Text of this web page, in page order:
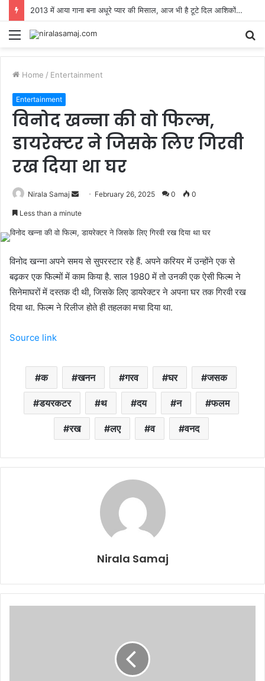
2013 में आया गाना बना अधूरे प्यार की मिसाल, आज भी है टूटे दिल आशिकों का लव एंथम
Menu
Home / Entertainment
Entertainment
विनोद खन्ना की वो फिल्म,
डायरेक्टर ने जिसके लिए गिरवी
रख दिया था घर
Nirala Samaj
Send February 26, 2025 0 0
Less than a minute
विनोद खन्ना अपने समय से सुपरस्टार रहे हैं. अपने करियर में उन्होंने एक से
बढ़कर एक फिल्मों में काम किया है. साल 1980 में तो उनकी एक ऐसी फिल्म ने
सिनेमाघरों में दस्तक दी थी, जिसके लिए डायरेक्टर ने अपना घर तक गिरवी रख
दिया था. फिल्म ने रिलीज होते ही तहलका मचा दिया था.
Source link
क खनन गरव घर जसक
डयरकटर थ दय न फलम
रख लए व वनद
Nirala Samaj